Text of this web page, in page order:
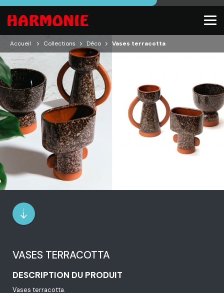
Accueil Collections Déco Vases terracotta
VASES TERRACOTTA
DESCRIPTION DU PRODUIT
Vases terracotta.